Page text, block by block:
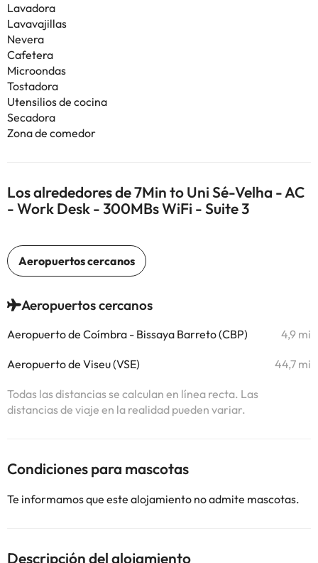
Lavadora
Lavavajillas
Nevera
Cafetera
Microondas
Tostadora
Utensilios de cocina
Secadora
Zona de comedor
Los alrededores de 7Min to Uni Sé-Velha - AC
- Work Desk - 300MBs WiFi - Suite 3
Aeropuertos cercanos
Aeropuerto de Coímbra - Bissaya Barreto (CBP) 4,9 mi
Aeropuerto de Viseu (VSE) 44,7 mi
Todas las distancias se calculan en línea recta. Las
distancias de viaje en la realidad pueden variar.
Condiciones para mascotas
Te informamos que este alojamiento no admite mascotas.
Descripción del alojamiento